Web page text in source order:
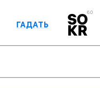
6.0
ГАДАТЬ